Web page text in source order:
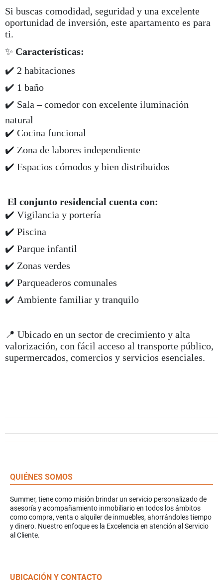
Si buscas comodidad, seguridad y una excelente
oportunidad de inversión, este apartamento es para
ti.
✨ Características:
✔️ 2 habitaciones
✔️ 1 baño
✔️ Sala – comedor con excelente iluminación
natural
✔️ Cocina funcional
✔️ Zona de labores independiente
✔️ Espacios cómodos y bien distribuidos
El conjunto residencial cuenta con:
✔️ Vigilancia y portería
✔️ Piscina
✔️ Parque infantil
✔️ Zonas verdes
✔️ Parqueaderos comunales
✔️ Ambiente familiar y tranquilo
📍 Ubicado en un sector de crecimiento y alta
valorización, con fácil acceso al transporte público,
supermercados, comercios y servicios esenciales.
QUIÉNES SOMOS
Summer, tiene como misión brindar un servicio personalizado de
asesoría y acompañamiento inmobiliario en todos los ámbitos
como compra, venta o alquiler de inmuebles, ahorrándoles tiempo
y dinero. Nuestro enfoque es la Excelencia en atención al Servicio
al Cliente.
UBICACIÓN Y CONTACTO